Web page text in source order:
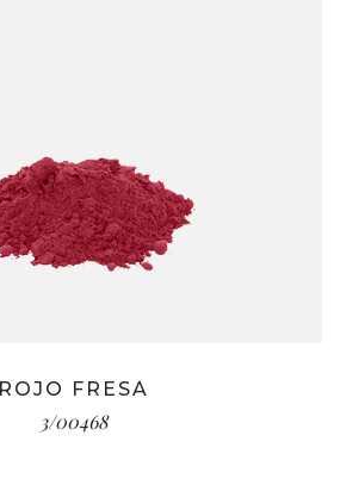
ROJO FRESA
3/00468